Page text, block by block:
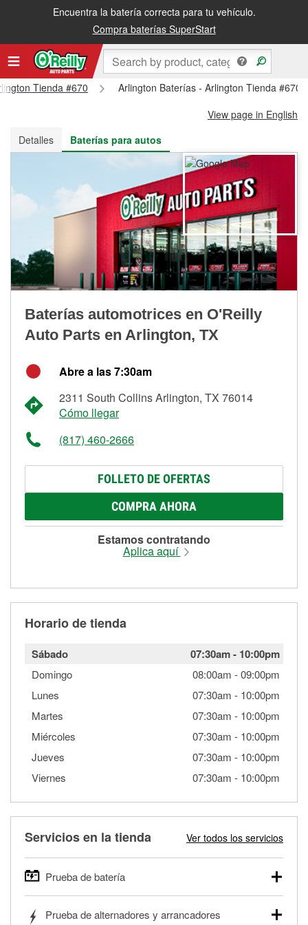
Encuentra la batería correcta para tu vehículo.
Compra baterías SuperStart
Recibe tu orden gratis al día siguiente o recógela en la tienda
Tienda #670
Arlington Baterías - Arlington Tienda #670
View page in English
Detalles
Baterías para autos
Baterías automotrices en O'Reilly
Auto Parts en Arlington, TX
Abre a las 7:30am
2311 South Collins Arlington, TX 76014
Cómo llegar
(817) 460-2666
FOLLETO DE OFERTAS
COMPRA AHORA
Estamos contratando
Aplica aquí
Horario de tienda
Sábado 07:30am- 10:00pm
Domingo 08:00am -09:00pm
Lunes
07:30am - 10:00pm
Martes
07:30am - 10:00pm
Miércoles
07:30am - 10:00pm
Jueves
07:30am - 10:00pm
Viernes
07:30am - 10:00pm
Servicios en la tienda Ver todos los servicios
Prueba de batería
autos, camionetas, SUVs, vehículos comerciales y
Prueba de alternadores y arrancadores